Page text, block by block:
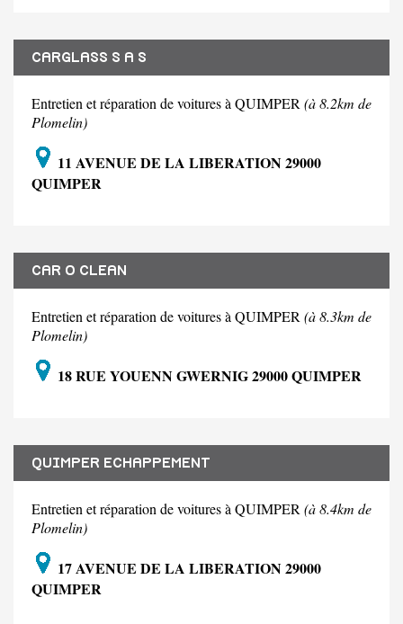
CARGLASS S A S
Entretien et réparation de voitures à QUIMPER(à 8.2km de
Plomelin)
11 AVENUE DE LA LIBERATION 29000
QUIMPER
CAR O CLEAN
Entretien et réparation de voitures à QUIMPER(à 8.3km de
Plomelin)
18 RUE YOUENN GWERNIG 29000 QUIMPER
QUIMPER ECHAPPEMENT
Entretien et réparation de voitures à QUIMPER(à 8.4km de
Plomelin)
17 AVENUE DE LA LIBERATION 29000
QUIMPER